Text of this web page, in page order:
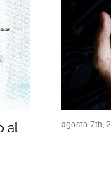
al
agosto 7th,